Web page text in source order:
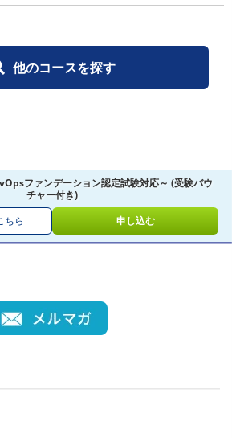
他のコースを探す
ファンデーション認定試験対応～ (受験バウ
チャー付き)
ちら
申し込む